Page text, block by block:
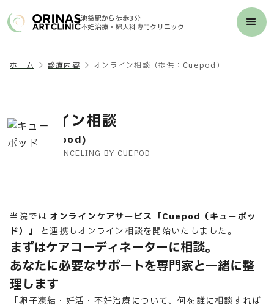
池袋駅から徒歩3分
不妊治療・婦人科専門クリニック
ホーム 診療内容 オンライン相談（提供：Cuepod）
オンライン相談
(提供:Cuepod)
ONLINE COUNCELING BY CUEPOD
当院では オンラインケアサービス 「Cuepod（キューポッ
ド）」
と連携しオンライン相談を開始いたしました。
まずはケアコーディネーターに相談。
あなたに必要なサポートを専門家と一緒に整
理します
「卵子凍結・妊活・不妊治療について、何を誰に相談すれば